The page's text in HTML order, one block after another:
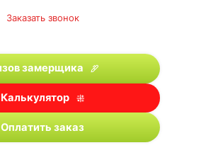
Заказать звонок
замерщика
Калькулятор
Оплатить заказ